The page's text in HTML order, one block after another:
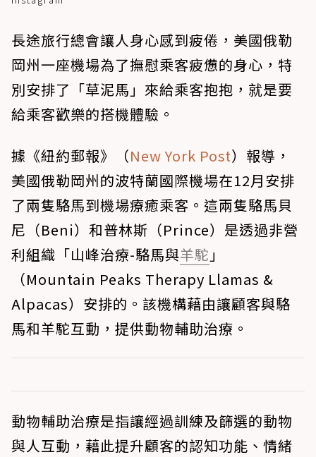
長途旅行總會讓人身心感到疲倦，美國俄勒
岡州一座機場為了撫慰乘客疲憊的身心，特
別安排了「草泥馬」來給乘客抱抱，就是要
給乘客歡樂的搭機體驗。
據《紐約郵報》（New York Post）報導，
美國俄勒岡州的波特蘭國際機場在12月安排
了兩隻駱馬到機場療癒乘客。這兩隻駱馬貝
尼（Beni）和普林斯（Prince）是透過非營
利組織「山峰治療-駱馬與羊駝 」
（Mountain Peaks Therapy Llamas &
Alpacas）安排的。該機構藉由讓顧客與駱
馬和羊駝互動，提供動物輔助治療。
動物輔助治療是指讓經過訓練及篩選的動物
與人互動，藉此提升顧客的認知功能、情緒